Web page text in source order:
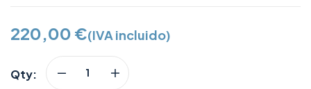
220,00 €(IVA incluido)
Qty: